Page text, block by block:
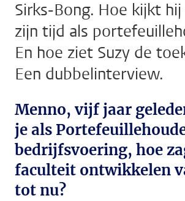
Sirks-Bong. Hoe kijkt
zijn tijd als
En hoe ziet Suzy de
Een dubbelinterview.
Menno, vijf jaar
je als
bedrijfsvoering, hoe
faculteit ontwikkelen
tot nu?